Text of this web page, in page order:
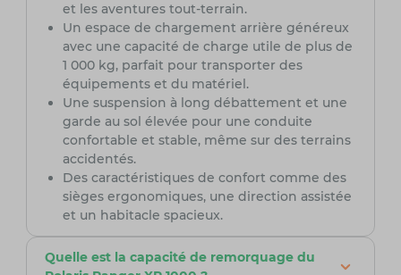
et les aventures tout-terrain.
Un espace de chargement arrière généreux
avec une capacité de charge utile de plus de
1 000 kg, parfait pour transporter des
équipements et du matériel.
Une suspension à long débattement et une
garde au sol élevée pour une conduite
confortable et stable, même sur des terrains
accidentés.
Des caractéristiques de confort comme des
sièges ergonomiques, une direction assistée
et un habitacle spacieux.
Quelle est la capacité de remorquage du